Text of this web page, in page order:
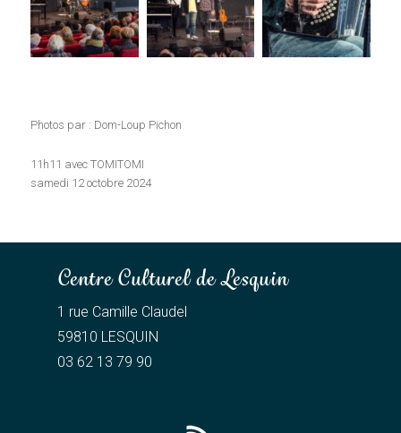
Photos par : Dom-Loup Pichon
11h11 avec TOMITOMI
samedi 12 octobre 2024
Centre Culturel de Lesquin
1 rue Camille Claudel
59810 LESQUIN
03 62 13 79 90